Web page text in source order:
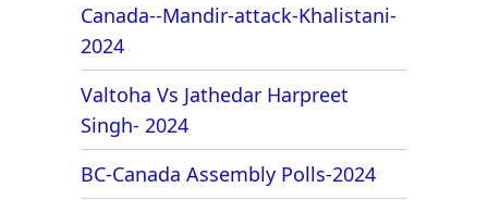
Canada--Mandir-attack-Khalistani-
2024
Valtoha Vs Jathedar Harpreet
Singh- 2024
BC-Canada Assembly Polls-2024